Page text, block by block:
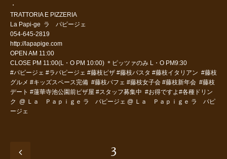
・
TRATTORIA E PIZZERIA
La Papi-ge ラ パピージェ
054-645-2819
http://lapapige.com
OPEN AM 11:00
CLOSE PM 11:00(L・O PM 10:00) ＊ピッツァのみ L・O PM9:30
#パピージェ #ラパピージェ #藤枝ピザ #藤枝パスタ #藤枝イタリアン #藤枝
グルメ #キッズスペース完備 #藤枝パフェ #藤枝女子会 #藤枝新年会 #藤枝
デート #蓮華寺池公園前ピザ屋 #スタッフ募集中 #お得ですよ#各種ドリン
ク @ Ｌａ Ｐａｐｉｇｅ ラ パピージェ @ Ｌａ Ｐａｐｉｇｅ ラ パピ
ージェ
3